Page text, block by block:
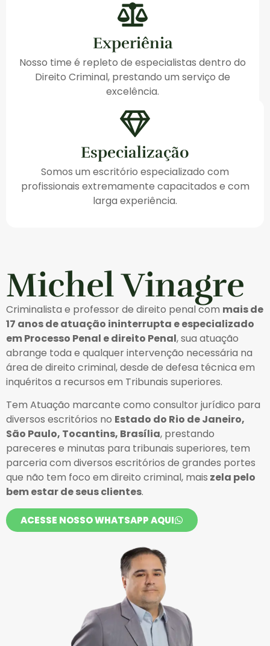
Experiênia
Nosso time é repleto de especialistas dentro do
Direito Criminal, prestando um serviço de
excelência.
Especialização
Somos um escritório especializado com
profissionais extremamente capacitados e com
larga experiência.
Michel Vinagre
Criminalista e professor de direito penal com mais de
17 anos de atuação ininterrupta e especializado
em Processo Penal e direito Penal, sua atuação
abrange toda e qualquer intervenção necessária na
área de direito criminal, desde de defesa técnica em
inquéritos a recursos em Tribunais superiores.
Tem Atuação marcante como consultor jurídico para
diversos escritórios no Estado do Rio de Janeiro,
São Paulo, Tocantins, Brasília, prestando
pareceres e minutas para tribunais superiores, tem
parceria com diversos escritórios de grandes portes
que não tem foco em direito criminal, mais zela pelo
bem estar de seus clientes.
ACESSE NOSSO WHATSAPP AQUI